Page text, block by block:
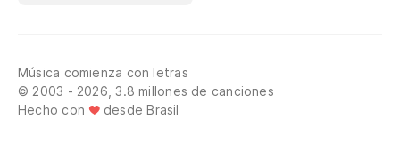
Música comienza con letras
© 2003 - 2026, 3.8 millones de canciones
Hecho con
desde Brasil